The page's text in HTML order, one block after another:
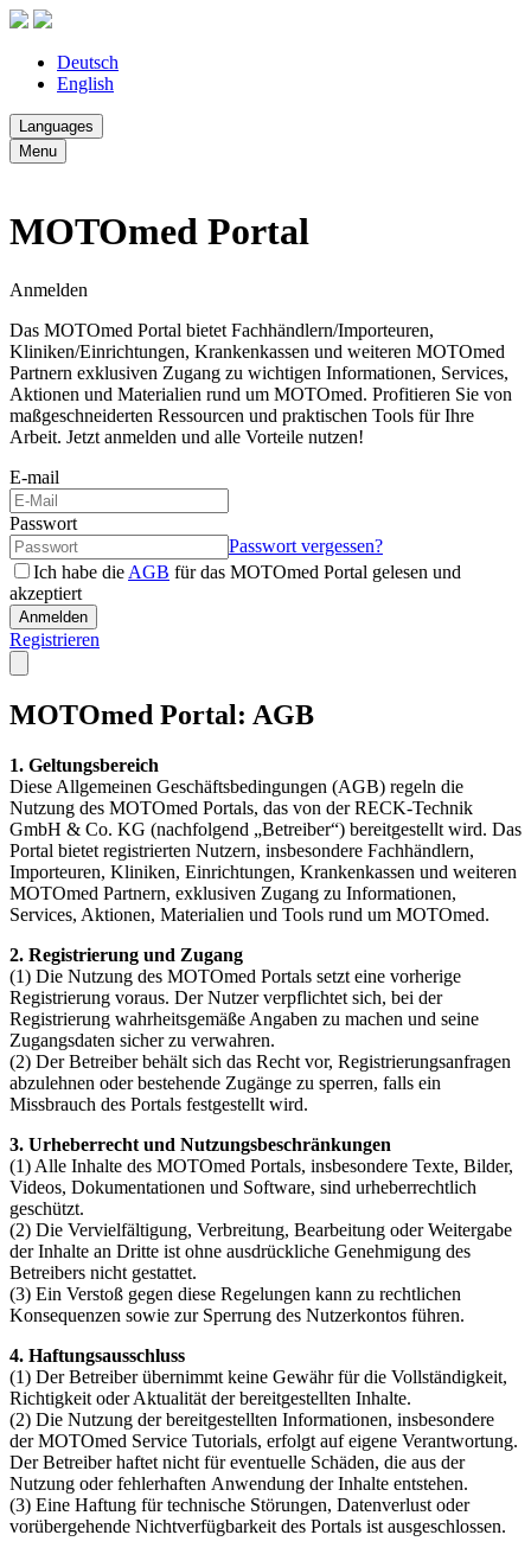
Deutsch
English
Languages
Menu
MOTOmed Portal
Anmelden
Das MOTOmed Portal bietet Fachhändlern/Importeuren,
Kliniken/Einrichtungen, Krankenkassen und weiteren MOTOmed
Partnern exklusiven Zugang zu wichtigen Informationen, Services,
Aktionen und Materialien rund um MOTOmed. Profitieren Sie von
maßgeschneiderten Ressourcen und praktischen Tools für Ihre
Arbeit. Jetzt anmelden und alle Vorteile nutzen!
E-mail
Passwort
Passwort vergessen?
Ich habe die AGB für das MOTOmed Portal gelesen und
akzeptiert
Anmelden
Registrieren
MOTOmed Portal: AGB
1. Geltungsbereich
Diese Allgemeinen Geschäftsbedingungen (AGB) regeln die
Nutzung des MOTOmed Portals, das von der RECK-Technik
GmbH & Co. KG (nachfolgend „Betreiber“) bereitgestellt wird. Das
Portal bietet registrierten Nutzern, insbesondere Fachhändlern,
Importeuren, Kliniken, Einrichtungen, Krankenkassen und weiteren
MOTOmed Partnern, exklusiven Zugang zu Informationen,
Services, Aktionen, Materialien und Tools rund um MOTOmed.
2. Registrierung und Zugang
(1) Die Nutzung des MOTOmed Portals setzt eine vorherige
Registrierung voraus. Der Nutzer verpflichtet sich, bei der
Registrierung wahrheitsgemäße Angaben zu machen und seine
Zugangsdaten sicher zu verwahren.
(2) Der Betreiber behält sich das Recht vor, Registrierungsanfragen
abzulehnen oder bestehende Zugänge zu sperren, falls ein
Missbrauch des Portals festgestellt wird.
3. Urheberrecht und Nutzungsbeschränkungen
(1) Alle Inhalte des MOTOmed Portals, insbesondere Texte, Bilder,
Videos, Dokumentationen und Software, sind urheberrechtlich
geschützt.
(2) Die Vervielfältigung, Verbreitung, Bearbeitung oder Weitergabe
der Inhalte an Dritte ist ohne ausdrückliche Genehmigung des
Betreibers nicht gestattet.
(3) Ein Verstoß gegen diese Regelungen kann zu rechtlichen
Konsequenzen sowie zur Sperrung des Nutzerkontos führen.
4. Haftungsausschluss
(1) Der Betreiber übernimmt keine Gewähr für die Vollständigkeit,
Richtigkeit oder Aktualität der bereitgestellten Inhalte.
(2) Die Nutzung der bereitgestellten Informationen, insbesondere
der MOTOmed Service Tutorials, erfolgt auf eigene Verantwortung.
Der Betreiber haftet nicht für eventuelle Schäden, die aus der
Nutzung oder fehlerhaften Anwendung der Inhalte entstehen.
(3) Eine Haftung für technische Störungen, Datenverlust oder
vorübergehende Nichtverfügbarkeit des Portals ist ausgeschlossen.